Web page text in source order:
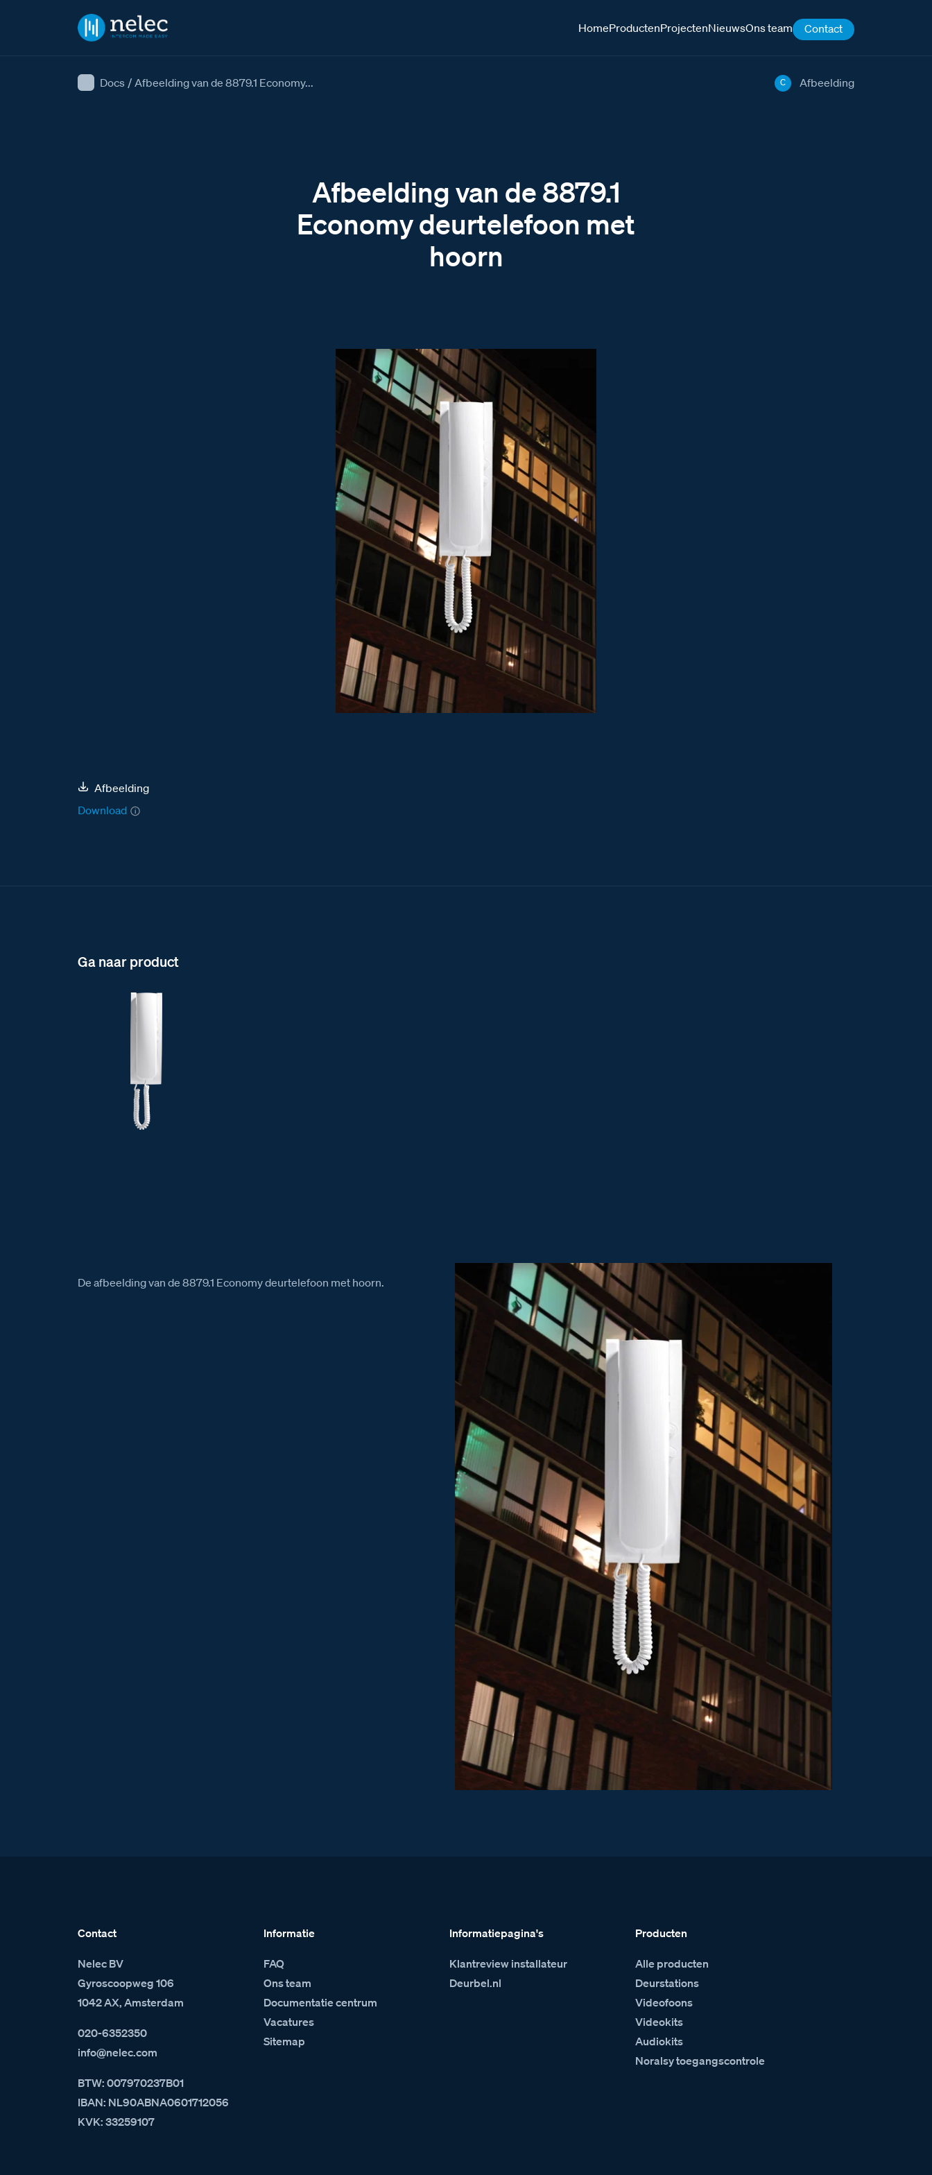
HomeProductenProjectenNieuwsOns team Contact
Docs / Afbeelding van de 8879.1 Economy... C Afbeelding
Afbeelding van de 8879.1
Economy deurtelefoon met
hoorn
Afbeelding
Download
Ga naar product
De afbeelding van de 8879.1 Economy deurtelefoon met hoorn.
Contact
Nelec BV
Gyroscoopweg 106
1042 AX, Amsterdam
020-6352350
info@nelec.com
BTW: 007970237B01
IBAN: NL90ABNA0601712056
KVK: 33259107
Informatie
FAQ
Ons team
Documentatie centrum
Vacatures
Sitemap
Informatiepagina's
Klantreview installateur
Deurbel.nl
Producten
Alle producten
Deurstations
Videofoons
Videokits
Audiokits
Noralsy toegangscontrole